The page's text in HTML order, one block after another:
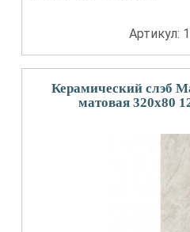
Артикул:
Керамический слэб
матовая 320x80